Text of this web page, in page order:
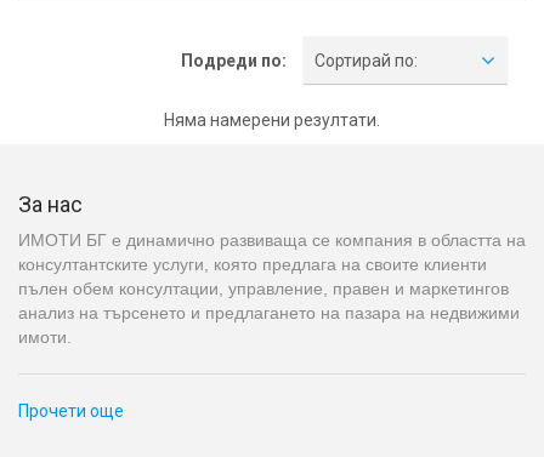
Подреди по: Сортирай по:
Няма намерени резултати.
За нас
ИМОТИ БГ е динамично развиваща се компания в областта на
консултантските услуги, която предлага на своите клиенти
пълен обем консултации, управление, правен и маркетингов
анализ на търсенето и предлагането на пазара на недвижими
имоти.
Прочети още